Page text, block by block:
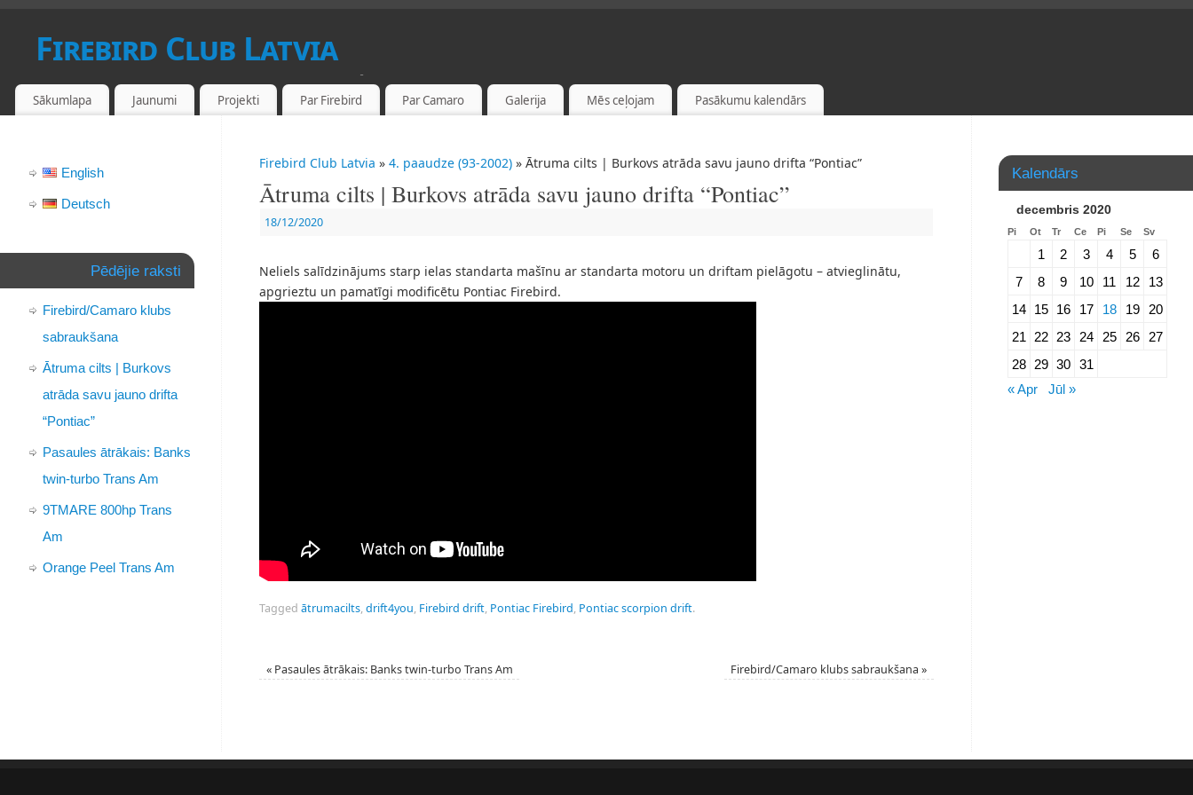
Firebird Club Latvia
PONTIAC FIREBIRD UN CAMARO FANU KLUBS LATVIJĀ
Sākumlapa Jaunumi Projekti Par Firebird Par Camaro Galerija Mēs ceļojam Pasākumu kalendārs
Firebird Club Latvia » 4. paaudze (93-2002) » Ātruma cilts | Burkovs atrāda savu jauno drifta “Pontiac”
Ātruma cilts | Burkovs atrāda savu jauno drifta “Pontiac”
18/12/2020
Neliels salīdzinājums starp ielas standarta mašīnu ar standarta motoru un driftam pielāgotu – atvieglinātu,
apgrieztu un pamatīgi modificētu Pontiac Firebird.
Tagged ātrumacilts,drift4you, Firebird drift, Pontiac Firebird, Pontiac scorpion drift.
«Pasaules ātrākais: Banks twin-turbo Trans Am Firebird/Camaro klubs sabraukšana»
English
Deutsch
Pēdējie raksti
Firebird/Camaro klubs
sabraukšana
Ātruma cilts | Burkovs
atrāda savu jauno drifta
“Pontiac”
Pasaules ātrākais: Banks
twin-turbo Trans Am
9TMARE 800hp Trans
Am
Orange Peel Trans Am
Kalendārs
decembris 2020
Pi Ot Tr Ce Pi Se Sv
1 2 3 4 5
6
7
8 9 10 11 12
13
14 15 16 17 18 19
20
21
22 23 24 25 26
27
28 29 30 31
« Apr
Jūl »